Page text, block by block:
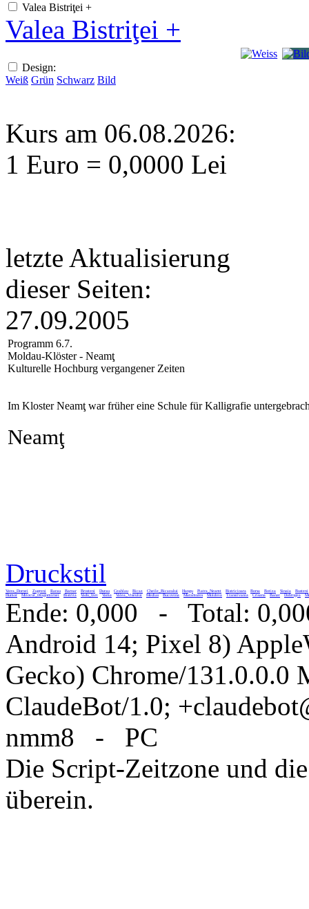
Valea Bistriţei +
Valea Bistriţei +
Design:
Weiß Grün Schwarz Bild
Kurs am 06.08.2026:
1 Euro = 0,0000 Lei
letzte Aktualisierung
dieser Seiten:
27.09.2005
Programm 6.7.
Moldau-Klöster - Neamţ
Kulturelle Hochburg vergangener Zeiten
Im Kloster Neamţ war früher eine Schule für Kalligrafie
Neamţ
Druckstil
Vatra_Dornei Zugreni Rarau Barnar Brosteni Durau Ceahlau Bicaz Cheile_Bicazului Hangu Piatra_Neamt Bistricioara Borsa Botiza Sinaia
Busteni
Humor
Mitocul_Dragomirnei Bistrita Vadu_Izei Vama Valea_Viseului Medias Bucovina Maramures Moldova Transilvania Crisana Banat Dobrogea
Ende: 0,000 - Total:
Android 14; Pixel 8)
Gecko) Chrome/131.0.0.0
ClaudeBot/1.0;
nmm8 - PC
Die Script-Zeitzone und
überein.